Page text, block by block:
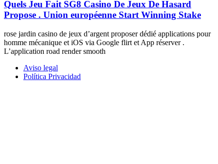
Quels Jeu Fait SG8 Casino De Jeux De Hasard
Propose . Union européenne Start Winning Stake
rose jardin casino de jeux d’argent proposer dédié applications pour
homme mécanique et iOS via Google flirt et App réserver .
L’application road render smooth
Aviso legal
Política Privacidad